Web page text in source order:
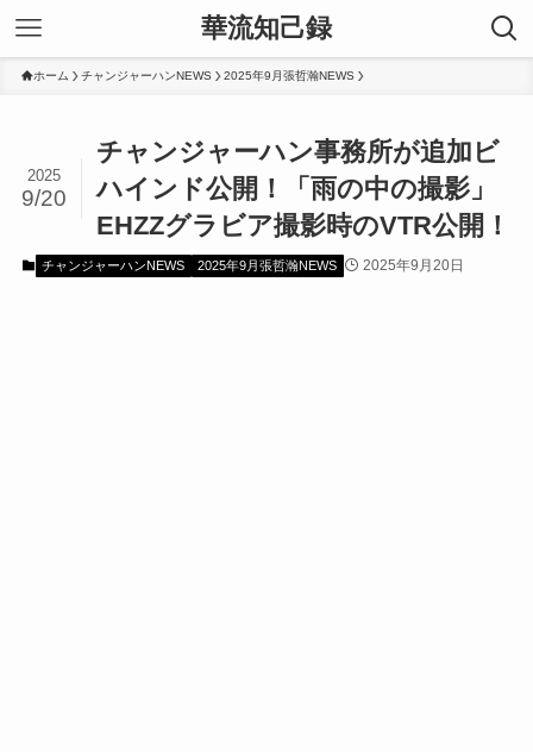
華流知己録
ホーム チャンジャーハンNEWS 2025年9月張哲瀚NEWS
チャンジャーハン事務所が追加ビ
ハインド公開！「雨の中の撮影」
EHZZグラビア撮影時のVTR公開！
2025
9/20
チャンジャーハンNEWS 2025年9月張哲瀚NEWS 2025年9月20日